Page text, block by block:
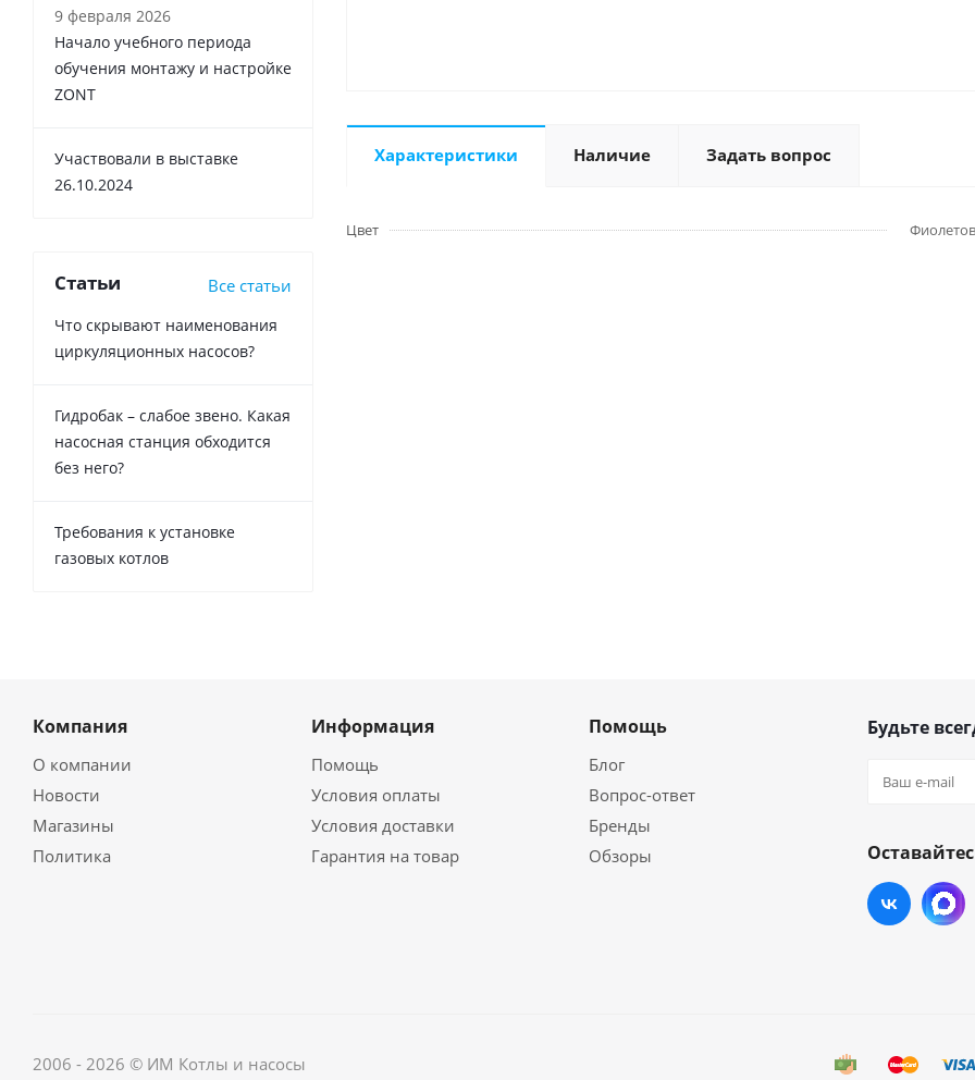
Характеристики Наличие Задать вопрос
Цвет
9 февраля 2026
Начало учебного периода
обучения монтажу и настройке
ZONT
Участвовали в выставке
26.10.2024
Статьи Все статьи
Что скрывают наименования
циркуляционных насосов?
Гидробак – слабое звено. Какая
насосная станция обходится
без него?
Требования к установке
газовых котлов
Компания
О компании
Новости
Магазины
Политика
Информация
Помощь
Условия оплаты
Условия доставки
Гарантия на товар
Помощь
Блог
Вопрос-ответ
Бренды
Обзоры
Будьте
2006 - 2026 © ИМ Котлы и насосы